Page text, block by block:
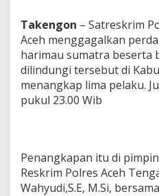
g
a
n
g
a
n
H
a
r
Takengon – Satreskrim
Aceh menggagalkan
harimau sumatra beserta
dilindungi tersebut di
menangkap lima pelaku.
pukul 23.00 Wib
Penangkapan itu di
Reskrim Polres Aceh
Wahyudi,S.E, M.Si,